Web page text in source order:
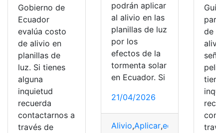
Gobierno de
Ecuador
evalúa costo
de alivio en
planillas de
luz. Si tienes
alguna
inquietud
recuerda
contactarnos a
través de
podrán aplicar
al alivio en las
planillas de luz
por los
efectos de la
tormenta solar
en Ecuador. Si
21/04/2026
Alivio,Aplicar,economía
de